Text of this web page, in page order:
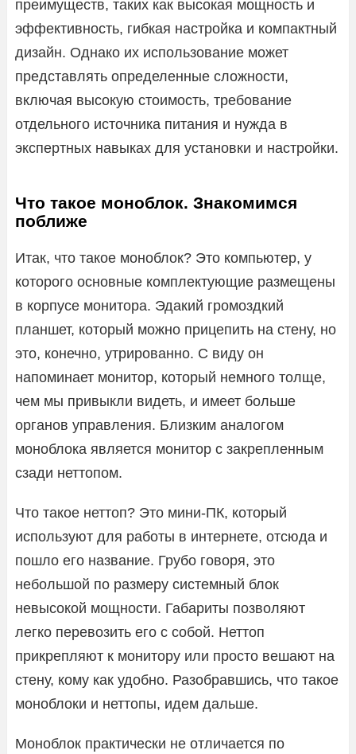
преимуществ, таких как высокая мощность и
эффективность, гибкая настройка и компактный
дизайн. Однако их использование может
представлять определенные сложности,
включая высокую стоимость, требование
отдельного источника питания и нужда в
экспертных навыках для установки и настройки.
Что такое моноблок. Знакомимся
поближе
Итак, что такое моноблок? Это компьютер, у
которого основные комплектующие размещены
в корпусе монитора. Эдакий громоздкий
планшет, который можно прицепить на стену, но
это, конечно, утрированно. С виду он
напоминает монитор, который немного толще,
чем мы привыкли видеть, и имеет больше
органов управления. Близким аналогом
моноблока является монитор с закрепленным
сзади неттопом.
Что такое неттоп? Это мини-ПК, который
используют для работы в интернете, отсюда и
пошло его название. Грубо говоря, это
небольшой по размеру системный блок
невысокой мощности. Габариты позволяют
легко перевозить его с собой. Неттоп
прикрепляют к монитору или просто вешают на
стену, кому как удобно. Разобравшись, что такое
моноблоки и неттопы, идем дальше.
Моноблок практически не отличается по